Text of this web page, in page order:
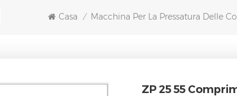
Casa / Macchina Per La Pressatura Delle
ZP 25 55